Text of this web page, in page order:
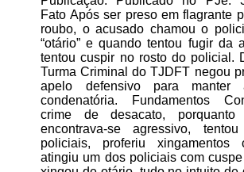
Fato Após ser preso em flagrante
roubo, o acusado chamou o
“otário” e quando tentou fugir da
tentou cuspir no rosto do policial.
Turma Criminal do TJDFT negou
apelo defensivo para manter
condenatória. Fundamentos
crime de desacato,
encontrava-se agressivo,
policiais, proferiu xingamentos
atingiu um dos policiais com